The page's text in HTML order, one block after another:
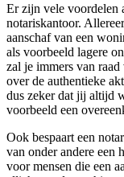
Er zijn vele voordelen
notariskantoor.
aanschaf van een
als voorbeeld lagere
zal je immers van
over de authentieke
dus zeker dat jij altijd
voorbeeld een
Ook bespaart een
van onder andere een
voor mensen die een